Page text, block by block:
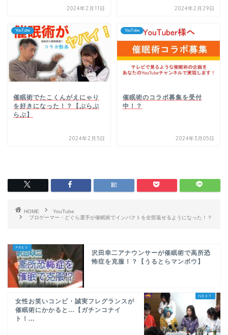
2024年2月11日 2024年2月29日
YouTube
催眠術でたこくんがえにゃり
を好きになった！？【ぷらぷ
らぶ】
2024年2月5日
YouTube
催眠術のコラボ募集を受付
中！？
2024年3月05日
HOME
YouTube
プロゲーマー・どぐら選手が催眠術でインパクトを全部返せるようになった！？
沢田幸二アナウンサーが催眠術で高所恐
怖症を克服！？【うるとらマンボウ】
女性お笑いコンビ・誠実フレグランスが
催眠術にかかると…【ガチンコナイ
ト！...